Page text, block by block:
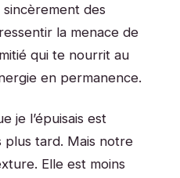
des
la menace de
qui te nourrit au
en permanence.
je l’épuisais est
plus tard. Mais notre
Elle est moins